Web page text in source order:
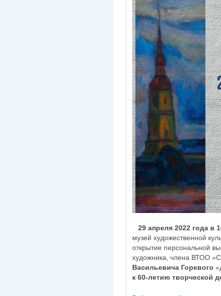
29 апреля 2022 года в
музей художественной
открытие персональной
художника, члена ВТОО
Васильевича Горевого
к 60-летию творческой